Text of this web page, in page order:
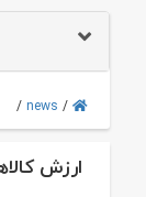
/
news
/
ارزش